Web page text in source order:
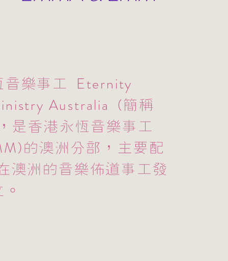
音樂事工 Eternity
Australia
(簡稱
是香港永恆音樂事工
)的澳洲分部，主要配
澳洲的音樂佈道事工發